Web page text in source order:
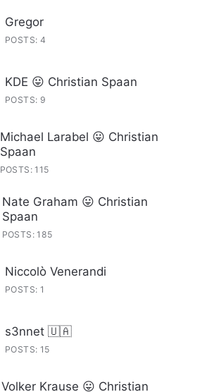
Gregor
POSTS: 4
KDE 😛 Christian Spaan
POSTS: 9
Michael Larabel 😛 Christian
Spaan
POSTS: 115
Nate Graham 😛 Christian
Spaan
POSTS: 185
Niccolò Venerandi
POSTS: 1
s3nnet 🇺🇦
POSTS: 15
Volker Krause 😛 Christian